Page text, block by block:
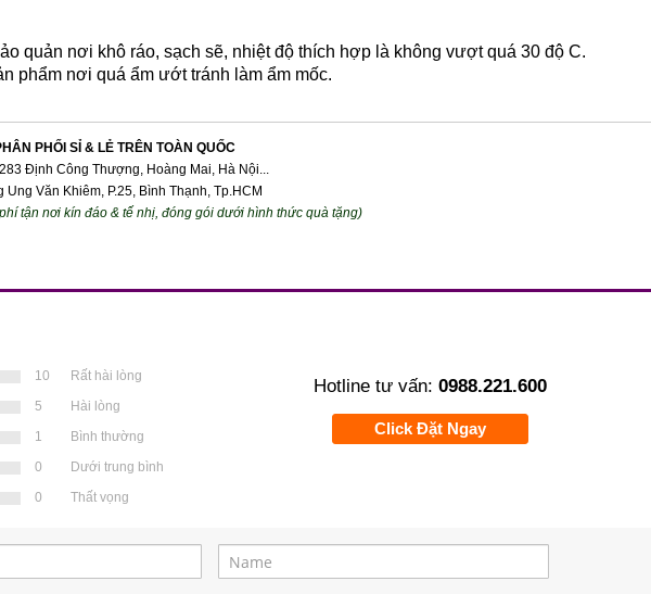
quản nơi khô ráo, sạch sẽ, nhiệt độ thích hợp là không vượt quá 30 độ C.
phẩm nơi quá ẩm ướt tránh làm ẩm mốc.
PHỐI SỈ & LẺ TRÊN TOÀN QUỐC
Định Công Thượng, Hoàng Mai, Hà Nội...
Văn Khiêm, P.25, Bình Thạnh, Tp.HCM
tận nơi kín đáo & tế nhị, đóng gói dưới hình thức quà tặng)
10
Rất hài lòng
5
Hài lòng
1
Bình thường
0
Dưới trung bình
0 Thất vọng
Hotline tư vấn:0988.221.600
Click Đặt Ngay